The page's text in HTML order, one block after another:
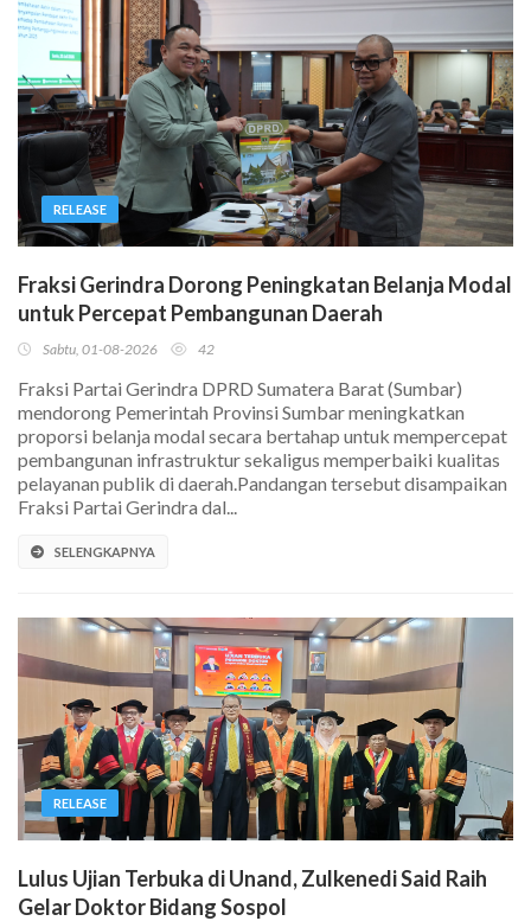
RELEASE
Fraksi Gerindra Dorong Peningkatan Belanja Modal
untuk Percepat Pembangunan Daerah
Sabtu, 01-08-2026 42
Fraksi Partai Gerindra DPRD Sumatera Barat (Sumbar)
mendorong Pemerintah Provinsi Sumbar meningkatkan
proporsi belanja modal secara bertahap untuk mempercepat
pembangunan infrastruktur sekaligus memperbaiki kualitas
pelayanan publik di daerah.Pandangan tersebut disampaikan
Fraksi Partai Gerindra dal...
SELENGKAPNYA
RELEASE
Lulus Ujian Terbuka di Unand, Zulkenedi Said Raih
Gelar Doktor Bidang Sospol